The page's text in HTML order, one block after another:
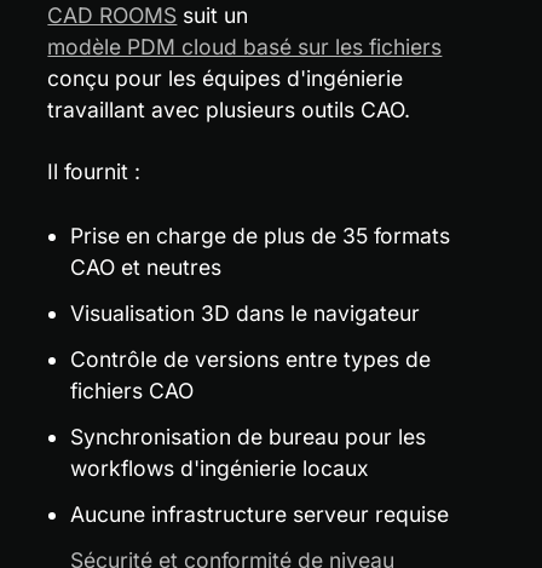
CAD ROOMS suit un
modèle PDM cloud basé sur les fichiers
conçu pour les équipes d'ingénierie
travaillant avec plusieurs outils CAO.
Il fournit :
Prise en charge de plus de 35 formats
CAO et neutres
Visualisation 3D dans le navigateur
Contrôle de versions entre types de
fichiers CAO
Synchronisation de bureau pour les
workflows d'ingénierie locaux
Aucune infrastructure serveur requise
Sécurité et conformité de niveau